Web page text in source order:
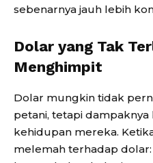
sebenarnya jauh lebih
Dolar yang Tak
Menghimpit
Dolar mungkin tidak
petani, tetapi
kehidupan mereka.
melemah terhadap